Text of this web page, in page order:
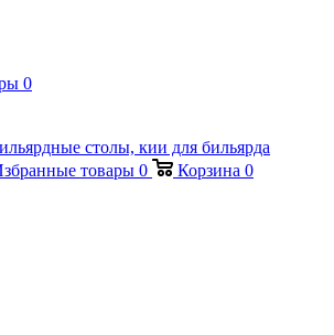
0
товары 0 Корзина 0